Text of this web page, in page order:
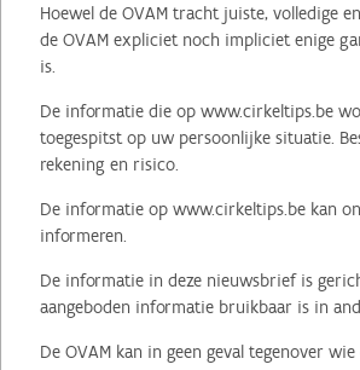
Hoewel de OVAM tracht juiste, volledige
de OVAM expliciet noch impliciet enige
is.
De informatie die op www.cirkeltips.be
toegespitst op uw persoonlijke situatie.
rekening en risico.
De informatie op www.cirkeltips.be kan
informeren.
De informatie in deze nieuwsbrief is
aangeboden informatie bruikbaar is in
De OVAM kan in geen geval tegenover